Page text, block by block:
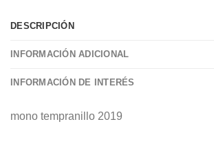
DESCRIPCIÓN
INFORMACIÓN ADICIONAL
INFORMACIÓN DE INTERÉS
mono tempranillo 2019